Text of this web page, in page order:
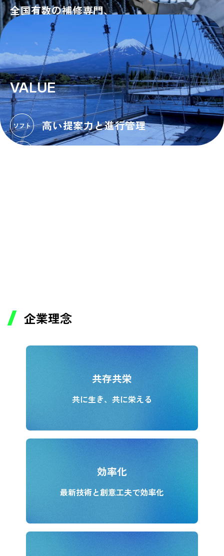
全国有数の補修専門、
橋梁工事のスペシャリスト
VALUE
高い提案力と進行管理
企業理念
共存共栄
共に生き、共に栄える
効率化
最新技術と創意工夫で効率化